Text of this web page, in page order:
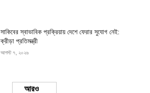
সাকিবের স্বাভাবিক প্রক্রিয়ায় দেশে ফেরার সুযোগ নেই:
ক্রীড়া প্রতিমন্ত্রী
আগস্ট ৭, ২০২৬
Load more